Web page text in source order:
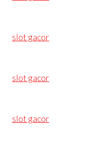
slot gacor
slot gacor
slot gacor